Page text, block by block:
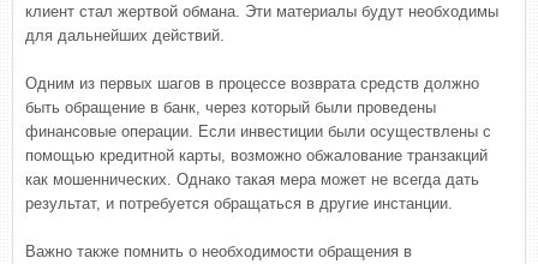
клиент стал жертвой обмана. Эти материалы будут необходимы
для дальнейших действий.
Одним из первых шагов в процессе возврата средств должно
быть обращение в банк, через который были проведены
финансовые операции. Если инвестиции были осуществлены с
помощью кредитной карты, возможно обжалование транзакций
как мошеннических. Однако такая мера может не всегда дать
результат, и потребуется обращаться в другие инстанции.
Важно также помнить о необходимости обращения в